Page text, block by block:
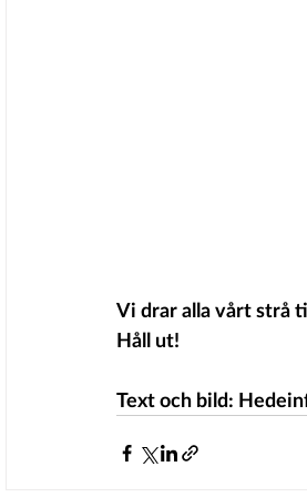
Vi drar alla vårt strå
Håll ut!
Text och bild: